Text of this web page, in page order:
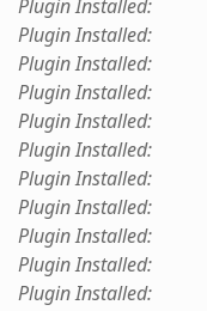
Plugin Installed:
Plugin Installed:
Plugin Installed:
Plugin Installed:
Plugin Installed:
Plugin Installed:
Plugin Installed:
Plugin Installed:
Plugin Installed:
Plugin Installed:
Plugin Installed: